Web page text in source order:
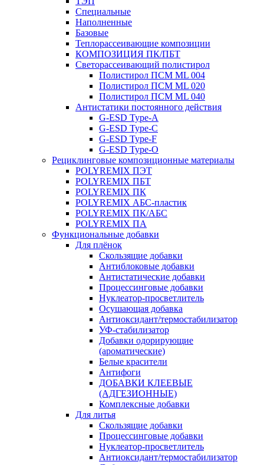
Специальные
Наполненные
Базовые
Теплорассеивающие композиции
КОМПОЗИЦИЯ ПК/ПБТ
Светорассеивающий полистирол
Полистирол ПСМ ML 004
Полистирол ПСМ ML 020
Полистирол ПСМ ML 040
Антистатики постоянного действия
G-ESD Type-A
G-ESD Type-C
G-ESD Type-F
G-ESD Type-O
Рециклинговые композиционные материалы
POLYREMIX ПЭТ
POLYREMIX ПБТ
POLYREMIX ПК
POLYREMIX АБС-пластик
POLYREMIX ПК/АБС
POLYREMIX ПА
Функциональные добавки
Для плёнок
Скользящие добавки
Антиблоковые добавки
Антистатические добавки
Процессинговые добавки
Нуклеатор-просветлитель
Осушающая добавка
Антиоксидант/термостабилизатор
УФ-стабилизатор
Добавки одорирующие
(ароматические)
Белые красители
Антифоги
ДОБАВКИ КЛЕЕВЫЕ
(АДГЕЗИОННЫЕ)
Комплексные добавки
Для литья
Скользящие добавки
Процессинговые добавки
Нуклеатор-просветлитель
Антиоксидант/термостабилизатор